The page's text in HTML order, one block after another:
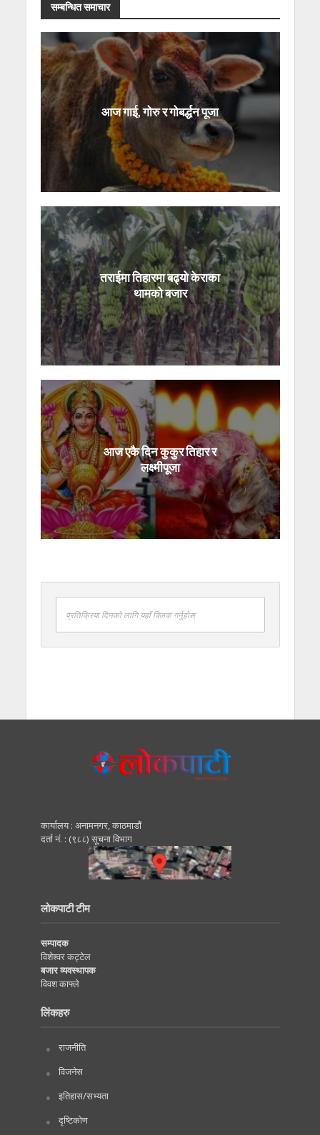
सम्बन्धित समाचार
आज गाई, गोरु र गोबर्द्धन पूजा
तराईमा तिहारमा बढ्यो केराका
थामको बजार
आज एकै दिन कुकुर तिहार र
लक्ष्मीपूजा
प्रतिक्रिया दिनको लागि यहाँ क्लिक गर्नुहोस्
कार्यालय : अनामनगर, काठमाडाैं
दर्ता नं. : (९८८) सूचना विभाग
लोकपाटी टीम
सम्पादक
विशेश्वर कट्टेल
बजार व्यवस्थापक
विवश काफ्ले
लिंकहरु
राजनीति
विजनेस
इतिहास/सभ्यता
दृष्टिकोण